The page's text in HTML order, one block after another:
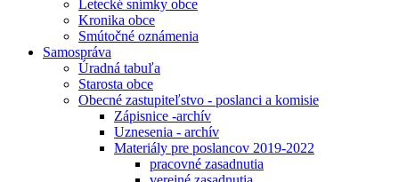
Letecké snímky obce
Kronika obce
Smútočné oznámenia
Samospráva
Úradná tabuľa
Starosta obce
Obecné zastupiteľstvo - poslanci a komisie
Zápisnice -archív
Uznesenia - archív
Materiály pre poslancov 2019-2022
pracovné zasadnutia